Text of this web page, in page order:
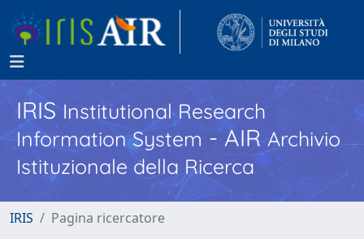
IRISInstitutional Research
Information System - AIR Archivio
Istituzionale della Ricerca
IRIS Pagina ricercatore